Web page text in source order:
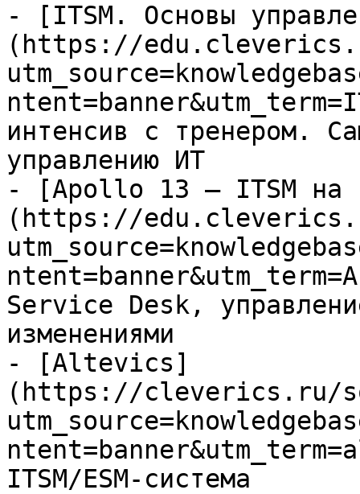
- [ITSM. Основы
(https://
интенсив с тренером.
управлению ИТ
- [Apollo 13 — ITSM на
(https://
Service Desk,
изменениями
- [Altevics]
(https://cleverics.ru/
ITSM/ESM-система